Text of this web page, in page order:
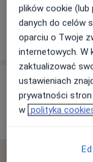
InterHem
Broniewskiego 4,
Opinie o
plików cookie
danych do celów
oparciu o Twoje
internetowych. W
zaktualizować
ustawieniach
prywatności
w polityka